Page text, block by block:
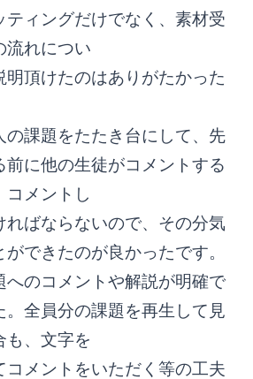
ティングだけでなく、素材受
流れについ
たのはありがたかった
の課題をたたき台にして、先
前に他の生徒がコメントする
コメントし
ないので、その分気
できたのが良かったです。
へのコメントや解説が明確で
。全員分の課題を再生して見
も、文字を
をいただく等の工夫